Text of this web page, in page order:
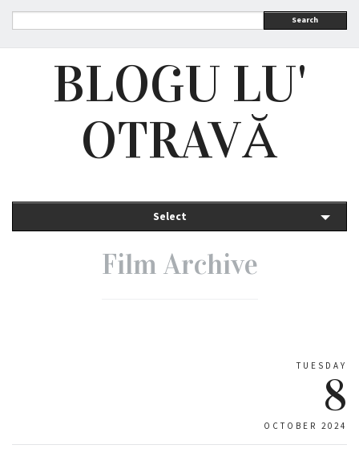
Search
BLOGU LU'
OTRAVĂ
Select
Film Archive
TUESDAY
8
OCTOBER 2024